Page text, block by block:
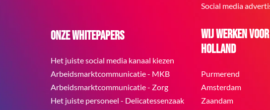
Onze whitepapers
Het juiste social media kanaal kiezen
Arbeidsmarktcommunicatie - MKB
Arbeidsmarktcommunicatie - Zorg
Het juiste personeel - Delicatessenzaak
Social media
Wij werken
Holland
Purmerend
Amsterdam
Zaandam